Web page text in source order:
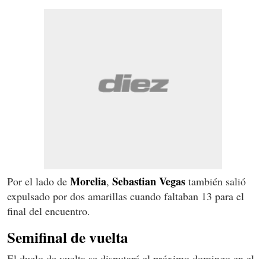
Por el lado de Morelia, Sebastian Vegas también salió
expulsado por dos amarillas cuando faltaban 13 para el
final del encuentro.
Semifinal de vuelta